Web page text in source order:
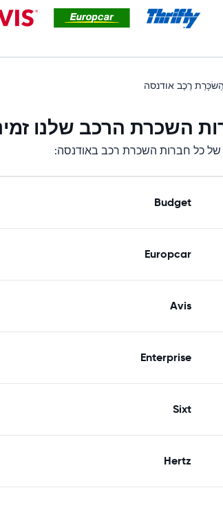
הַשׂכָּרַת רֶכֶב אודנסה
השכרת הרכב שלנו
של כל חברות השכרת רכב באודנסה:
Budget
Europcar
Avis
Enterprise
Sixt
Hertz